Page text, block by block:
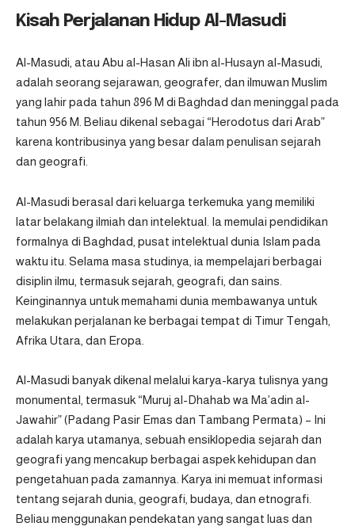
Kisah Perjalanan Hidup Al-Masudi
Al-Masudi , atau Abu al-Hasan Ali ibn al-Husayn al-Masudi,
adalah seorang sejarawan, geografer, dan ilmuwan Muslim
yang lahir pada tahun 896 M di Baghdad dan meninggal pada
tahun 956 M. Beliau dikenal sebagai “Herodotus dari Arab”
karena kontribusinya yang besar dalam penulisan sejarah
dan geografi.
Al-Masudi berasal dari keluarga terkemuka yang memiliki
latar belakang ilmiah dan intelektual. Ia memulai pendidikan
formalnya di Baghdad, pusat intelektual dunia Islam pada
waktu itu. Selama masa studinya, ia mempelajari berbagai
disiplin ilmu, termasuk sejarah, geografi, dan sains.
Keinginannya untuk memahami dunia membawanya untuk
melakukan perjalanan ke berbagai tempat di Timur Tengah,
Afrika Utara, dan Eropa.
Al-Masudi banyak dikenal melalui karya-karya tulisnya yang
monumental, termasuk “Muruj al-Dhahab wa Ma’adin al-
Jawahir” (Padang Pasir Emas dan Tambang Permata) – Ini
adalah karya utamanya, sebuah ensiklopedia sejarah dan
geografi yang mencakup berbagai aspek kehidupan dan
pengetahuan pada zamannya. Karya ini memuat informasi
tentang sejarah dunia, geografi, budaya, dan etnografi.
Beliau menggunakan pendekatan yang sangat luas dan